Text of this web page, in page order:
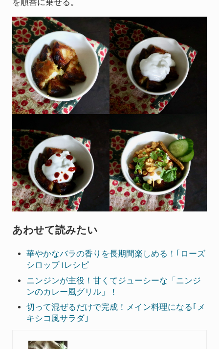
を順番に乗せる。
あわせて読みたい
華やかなバラの香りを長期間楽しめる！｢ローズ
シロップ｣レシピ
ニンジンが主役！甘くてジューシーな「ニンジ
ンのカレー風グリル」！
切って混ぜるだけで完成！メイン料理になる｢メ
キシコ風サラダ｣